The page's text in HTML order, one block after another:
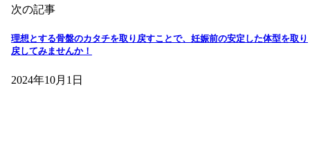
次の記事
理想とする骨盤のカタチを取り戻すことで、妊娠前の安定した体型を取り
戻してみませんか！
2024年10月1日